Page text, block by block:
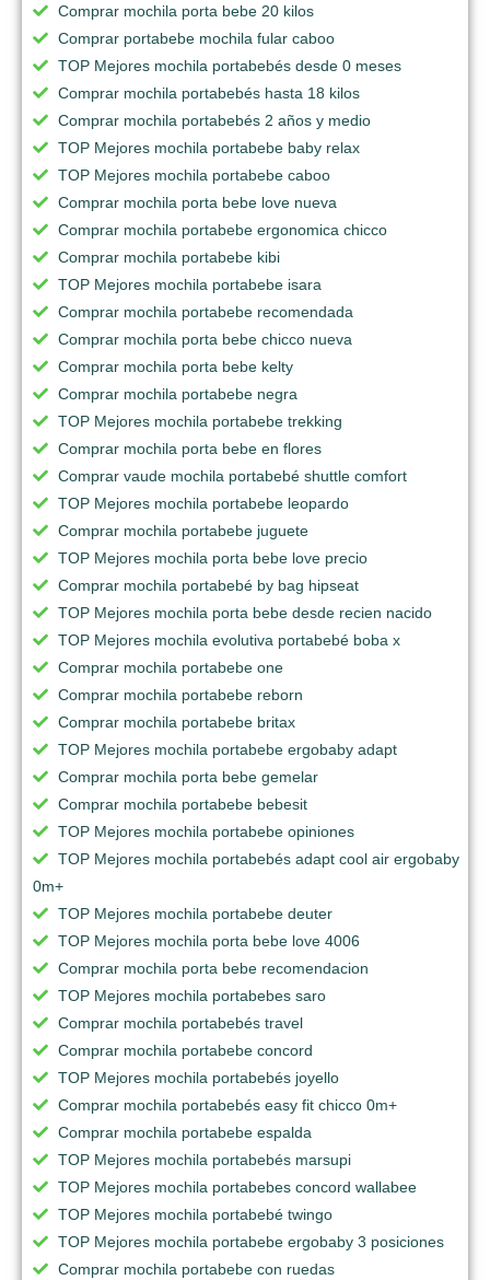
Comprar mochila porta bebe 20 kilos
Comprar portabebe mochila fular caboo
TOP Mejores mochila portabebés desde 0 meses
Comprar mochila portabebés hasta 18 kilos
Comprar mochila portabebés 2 años y medio
TOP Mejores mochila portabebe baby relax
TOP Mejores mochila portabebe caboo
Comprar mochila porta bebe love nueva
Comprar mochila portabebe ergonomica chicco
Comprar mochila portabebe kibi
TOP Mejores mochila portabebe isara
Comprar mochila portabebe recomendada
Comprar mochila porta bebe chicco nueva
Comprar mochila porta bebe kelty
Comprar mochila portabebe negra
TOP Mejores mochila portabebe trekking
Comprar mochila porta bebe en flores
Comprar vaude mochila portabebé shuttle comfort
TOP Mejores mochila portabebe leopardo
Comprar mochila portabebe juguete
TOP Mejores mochila porta bebe love precio
Comprar mochila portabebé by bag hipseat
TOP Mejores mochila porta bebe desde recien nacido
TOP Mejores mochila evolutiva portabebé boba x
Comprar mochila portabebe one
Comprar mochila portabebe reborn
Comprar mochila portabebe britax
TOP Mejores mochila portabebe ergobaby adapt
Comprar mochila porta bebe gemelar
Comprar mochila portabebe bebesit
TOP Mejores mochila portabebe opiniones
TOP Mejores mochila portabebés adapt cool air ergobaby
0m+
TOP Mejores mochila portabebe deuter
TOP Mejores mochila porta bebe love 4006
Comprar mochila porta bebe recomendacion
TOP Mejores mochila portabebes saro
Comprar mochila portabebés travel
Comprar mochila portabebe concord
TOP Mejores mochila portabebés joyello
Comprar mochila portabebés easy fit chicco 0m+
Comprar mochila portabebe espalda
TOP Mejores mochila portabebés marsupi
TOP Mejores mochila portabebes concord wallabee
TOP Mejores mochila portabebé twingo
TOP Mejores mochila portabebe ergobaby 3 posiciones
Comprar mochila portabebe con ruedas